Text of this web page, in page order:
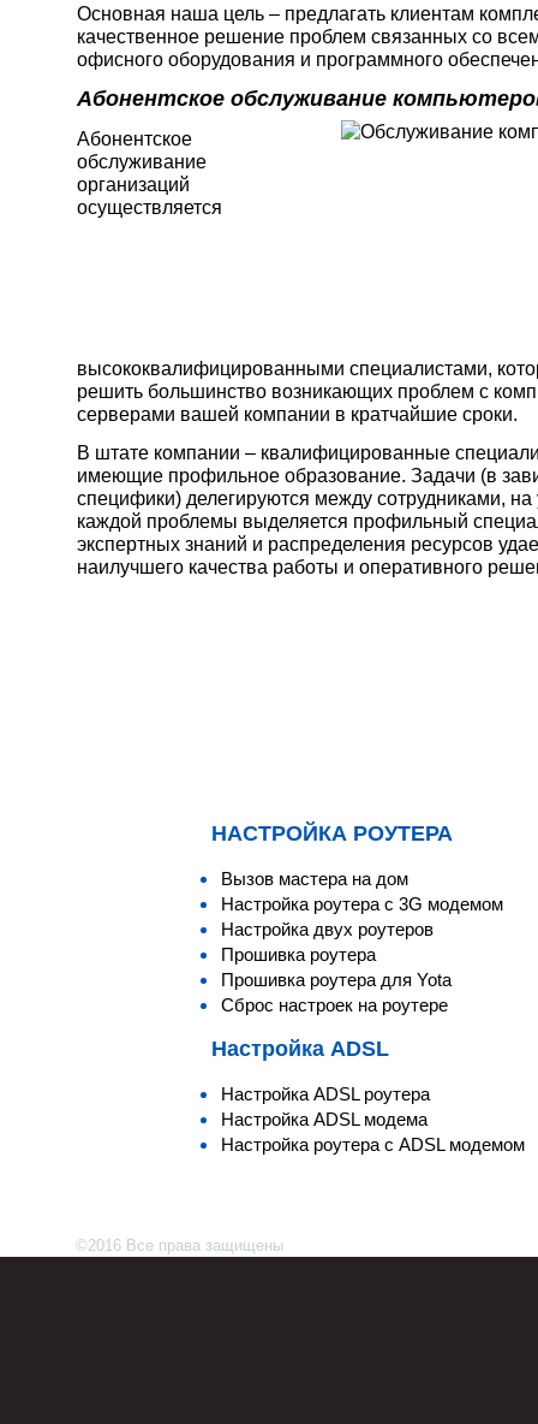
Основная наша цель – предлагать клиентам
качественное решение проблем связанных со
офисного оборудования и программного
Абонентское обслуживание
Абонентское
обслуживание
организаций
осуществляется
высококвалифицированными специалистами,
решить большинство возникающих проблем с
серверами вашей компании в кратчайшие сроки.
В штате компании – квалифицированные
имеющие профильное образование. Задачи (в
специфики) делегируются между сотрудниками, на
каждой проблемы выделяется профильный
экспертных знаний и распределения ресурсов
наилучшего качества работы и оперативного
НАСТРОЙКА РОУТЕРА
Вызов мастера на дом
Настройка роутера с 3G модемом
Настройка двух роутеров
Прошивка роутера
Прошивка роутера для Yota
Сброс настроек на роутере
Настройка ADSL
Настройка ADSL роутера
Настройка ADSL модема
Настройка роутера с ADSL модемом
©2016 Все права защищены